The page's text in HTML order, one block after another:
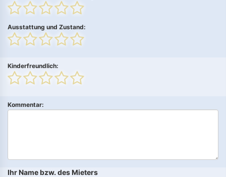
Ausstattung und Zustand:
Kinderfreundlich:
Kommentar:
Ihr Name bzw. des Mieters